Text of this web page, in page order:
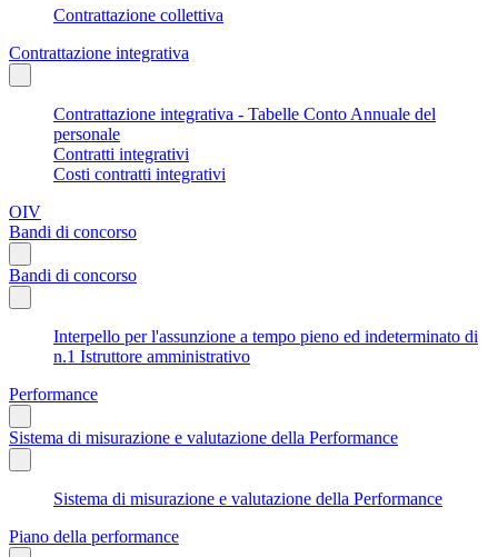
Contrattazione collettiva
Contrattazione integrativa
Contrattazione integrativa - Tabelle Conto Annuale del
personale
Contratti integrativi
Costi contratti integrativi
OIV
Bandi di concorso
Bandi di concorso
Interpello per l'assunzione a tempo pieno ed indeterminato di
n.1 Istruttore amministrativo
Performance
Sistema di misurazione e valutazione della Performance
Sistema di misurazione e valutazione della Performance
Piano della performance